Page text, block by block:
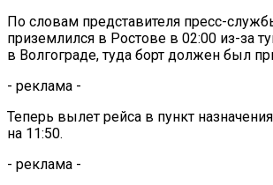
По словам представителя пресс-
приземлился в Ростове в 02:00 из-за
в Волгограде, туда борт должен был
- реклама -
Теперь вылет рейса в пункт
на 11:50.
- реклама -